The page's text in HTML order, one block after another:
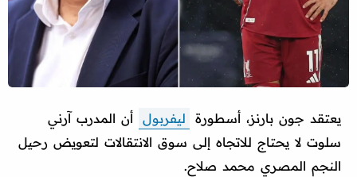
يعتقد جون بارنز، أسطورة ليفربول
أن المدرب آرني
سلوت لا يحتاج للاتجاه إلى سوق الانتقالات لتعويض رحيل
النجم المصري محمد صلاح.